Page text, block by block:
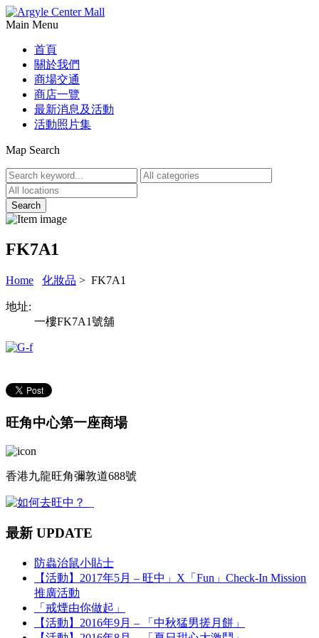
Main Menu
首頁
關於我們
商場交通
商店一覽
最新消息及活動
活動照片集
Map Search
FK7A1
Home 化妝品 > FK7A1
地址:
一樓FK7A1號舖
旺角中心第一座商場
香港九龍旺角彌敦道688號
最新 UPDATE
防蟲治鼠小貼士
【活動】2017年5月 – 旺中」X「Fun」Check-In Mission
推廣活動
「戒煙由你做起」
【活動】2016年9月 – 「中秋猛男搓月餅」